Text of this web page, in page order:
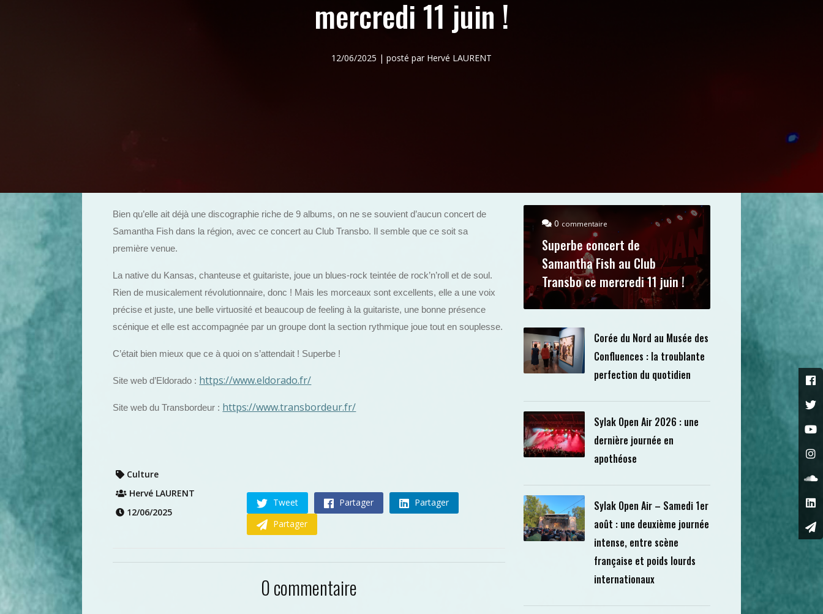
mercredi 11 juin !
12/06/2025 | posté par Hervé LAURENT
Bien qu’elle ait déjà une discographie riche de 9 albums, on ne se souvient d’aucun concert de
Samantha Fish dans la région, avec ce concert au Club Transbo. Il semble que ce soit sa
première venue.
La native du Kansas, chanteuse et guitariste, joue un blues-rock teintée de rock’n’roll et de soul.
Rien de musicalement révolutionnaire, donc ! Mais les morceaux sont excellents, elle a une voix
précise et juste, une belle virtuosité et beaucoup de feeling à la guitariste, une bonne présence
scénique et elle est accompagnée par un groupe dont la section rythmique joue tout en souplesse.
C’était bien mieux que ce à quoi on s’attendait ! Superbe !
Site web d’Eldorado : https://www.eldorado.fr/
Site web du Transbordeur : https://www.transbordeur.fr/
Culture
Hervé LAURENT
12/06/2025
Tweet Partager
Partager
Partager
0 commentaire
0 commentaire
Superbe concert de
Samantha Fish au Club
Transbo ce mercredi 11 juin !
Corée du Nord au Musée des
Confluences : la troublante
perfection du quotidien
Sylak Open Air 2026 : une
dernière journée en
apothéose
Sylak Open Air – Samedi 1er
août : une deuxième journée
intense, entre scène
française et poids lourds
internationaux